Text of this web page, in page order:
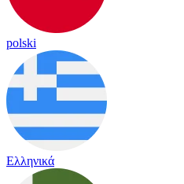
polski
Ελληνικά